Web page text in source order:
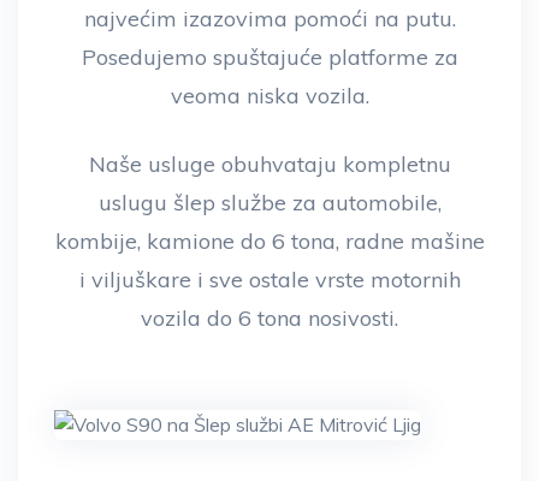
najvećim izazovima pomoći na putu.
Posedujemo spuštajuće platforme za
veoma niska vozila.
Naše usluge obuhvataju kompletnu
uslugu šlep službe za automobile,
kombije, kamione do 6 tona, radne mašine
i viljuškare i sve ostale vrste motornih
vozila do 6 tona nosivosti.